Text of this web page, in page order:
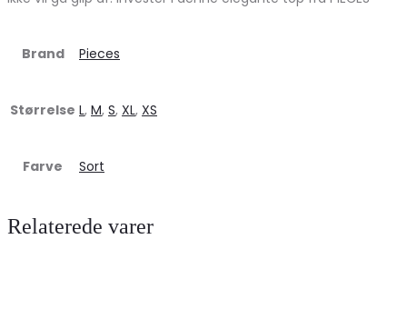
Brand Pieces
Størrelse L, M, S, XL, XS
Farve Sort
Relaterede varer